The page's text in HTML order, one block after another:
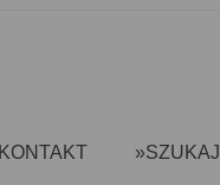
KONTAKT »SZUKAJ